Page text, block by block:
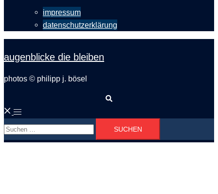
impressum
datenschutzerklärung
augenblicke die bleiben
photos © philipp j. bösel
Menü
umschalten
Suchen
nach: